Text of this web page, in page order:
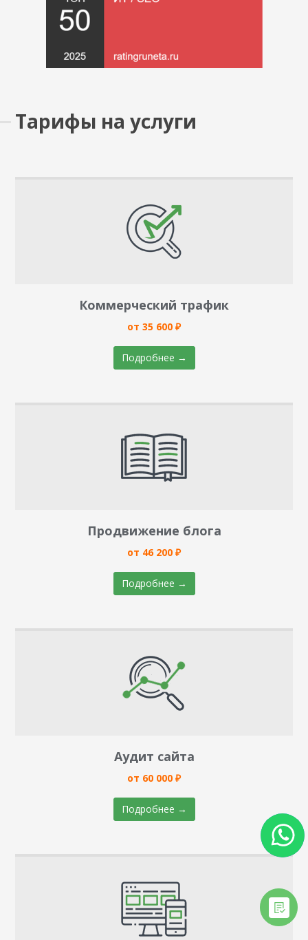
Тарифы на услуги
Коммерческий трафик
от 35 600 ₽
Подробнее →
Продвижение блога
от 46 200 ₽
Подробнее →
Аудит сайта
от 60 000 ₽
Подробнее →